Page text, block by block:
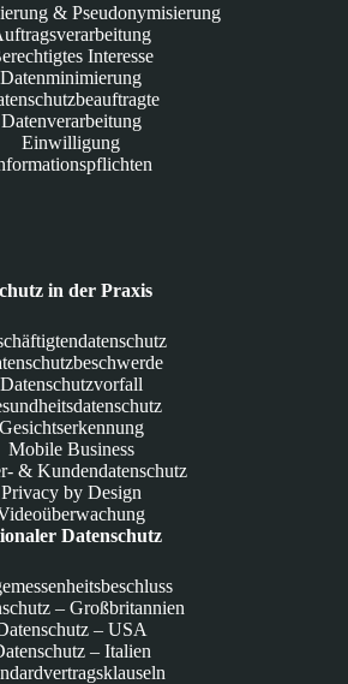
& Pseudonymisierung
Interesse
Datenminimierung
Datenverarbeitung
Einwilligung
in der Praxis
Datenschutzvorfall
Gesichtserkennung
Mobile Business
& Kundendatenschutz
Privacy by Design
Datenschutz
– Großbritannien
– USA
– Italien